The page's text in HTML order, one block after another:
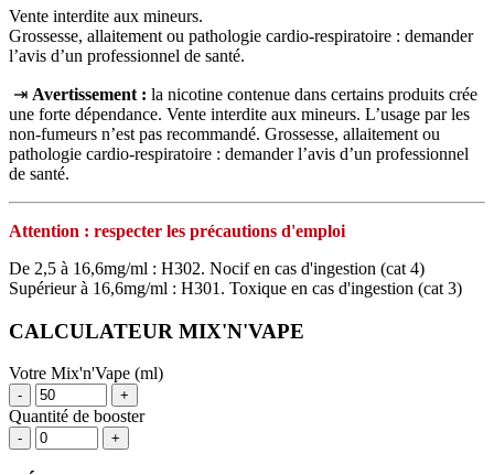
Vente interdite aux mineurs.
Grossesse, allaitement ou pathologie cardio-respiratoire : demander
l’avis d’un professionnel de santé.
⇥ Avertissement : la nicotine contenue dans certains produits crée
une forte dépendance. Vente interdite aux mineurs. L’usage par les
non‑fumeurs n’est pas recommandé. Grossesse, allaitement ou
pathologie cardio‑respiratoire : demander l’avis d’un professionnel
de santé.
Attention : respecter les précautions d'emploi
De 2,5 à 16,6mg/ml : H302. Nocif en cas d'ingestion (cat 4)
Supérieur à 16,6mg/ml : H301. Toxique en cas d'ingestion (cat 3)
CALCULATEUR MIX'N'VAPE
Votre Mix'n'Vape (ml)
- +
Quantité de booster
- +